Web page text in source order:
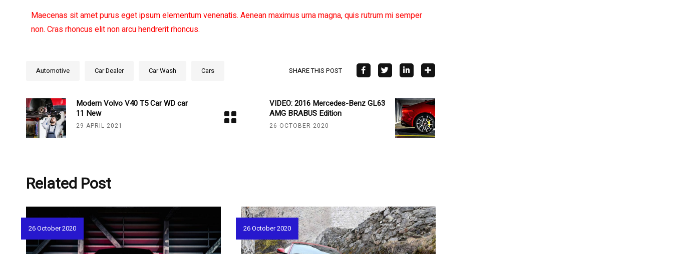
Maecenas sit amet purus eget ipsum elementum venenatis. Aenean maximus urna magna, quis rutrum mi semper
non. Cras rhoncus elit non arcu hendrerit rhoncus.
Automotive Car Dealer Car Wash Cars SHARE THIS POST
Modern Volvo V40 T5 Car WD car
11 New
29 APRIL 2021
VIDEO: 2016 Mercedes-Benz GL63
AMG BRABUS Edition
26 OCTOBER 2020
Related Post
26 October 2020 26 October 2020